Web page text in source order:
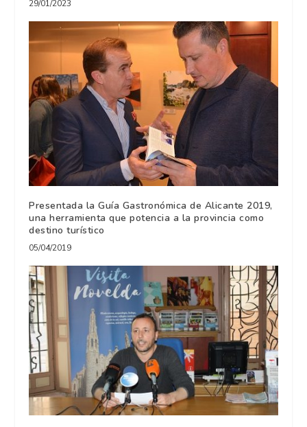
29/01/2023
Presentada la Guía Gastronómica de Alicante 2019,
una herramienta que potencia a la provincia como
destino turístico
05/04/2019